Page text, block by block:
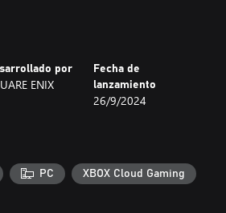
tras reconstruir el mundo, la Diosa
con el propósito de dominar el mundo.
guerra para alcanzar su objetivo y
paz llegó a su fin. El Mana fue
total en 3D del tercer juego de la
por
ENIX
Fecha de
lanzamiento
26/9/2024
PC XBOX Cloud Gaming